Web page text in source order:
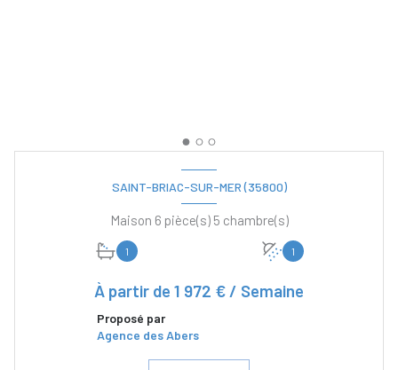
SAINT-BRIAC-SUR-MER (35800)
Maison 6 pièce(s) 5 chambre(s)
1 1
À partir de 1 972 € / Semaine
Proposé par
Agence des Abers